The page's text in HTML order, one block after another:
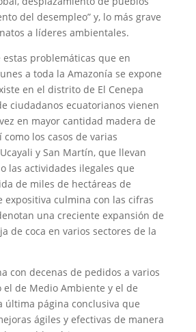
del desempleo” y, lo más grave
a líderes ambientales.
estas problemáticas que en
a toda la Amazonía se expone
en el distrito de El Cenepa
ciudadanos ecuatorianos vienen
en mayor cantidad madera de
los casos de varias
y San Martín, que llevan
las actividades ilegales que
de miles de hectáreas de
expositiva culmina con las cifras
una creciente expansión de
de coca en varios sectores de la
con decenas de pedidos a varios
el de Medio Ambiente y el de
última página conclusiva que
ágiles y efectivas de manera